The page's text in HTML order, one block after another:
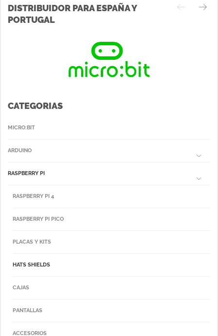
DISTRIBUIDOR PARA ESPAÑA Y
PORTUGAL
CATEGORIAS
MICRO:BIT
ARDUINO
RASPBERRY PI
RASPBERRY PI 4
RASPBERRY PI PICO
PLACAS Y KITS
HATS SHIELDS
CAJAS
PANTALLAS
ACCESORIOS